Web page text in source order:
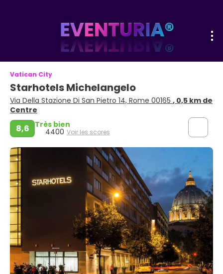
Vatican City
Starhotels Michelangelo
Via Della Stazione Di San Pietro 14, Rome 00165 , 0,5 km de
Centre
8,6 Très bien
4400 Voir les scores